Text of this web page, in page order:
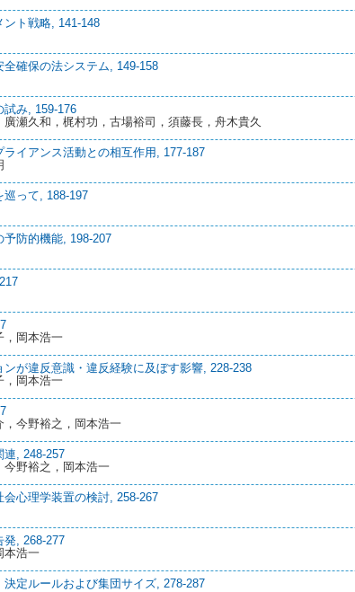
ント戦略, 141-148
確保の法システム, 149-158
試み, 159-176
瀬久和，梶村功，古場裕司，須藤長，舟木貴久
イアンス活動との相互作用, 177-187
って, 188-197
防的機能, 198-207
，岡本浩一
が違反意識・違反経験に及ぼす影響, 228-238
，岡本浩一
今野裕之，岡本浩一
連, 248-257
野裕之，岡本浩一
心理学装置の検討, 258-267
発, 268-277
本浩一
定ルールおよび集団サイズ, 278-287